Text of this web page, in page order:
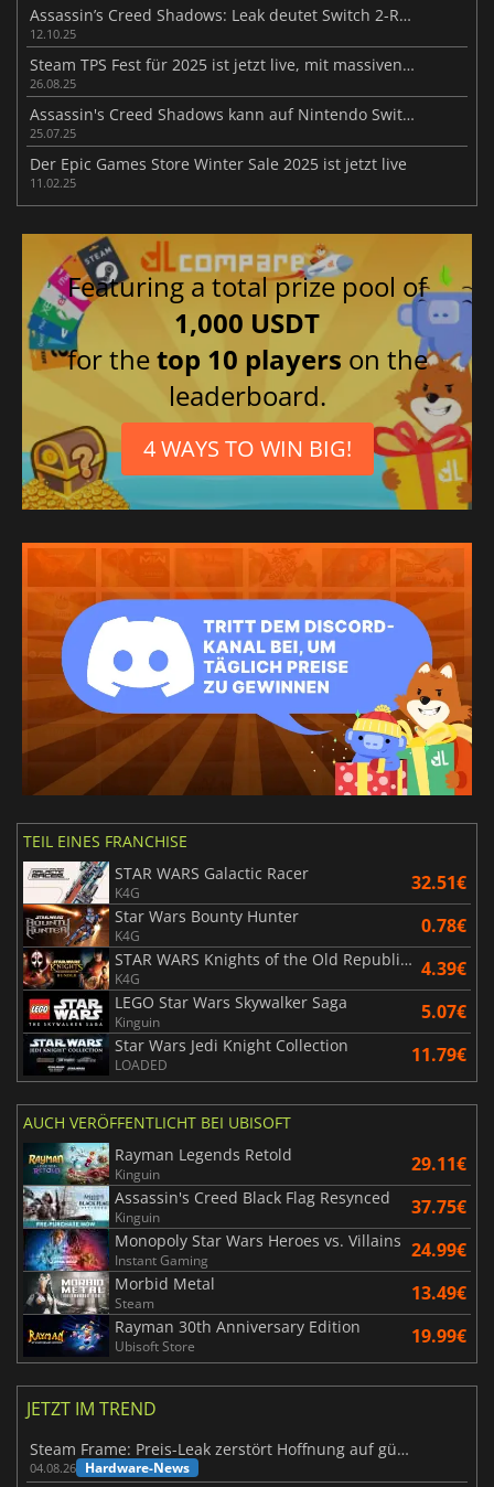
Assassin’s Creed Shadows: Leak deutet Switch 2-Release an
12.10.25
Steam TPS Fest für 2025 ist jetzt live, mit massiven Rabatten und Verkäufen
26.08.25
Assassin's Creed Shadows kann auf Nintendo Switch 2 erscheinen
25.07.25
Der Epic Games Store Winter Sale 2025 ist jetzt live
11.02.25
Featuring a total prize pool of
1,000 USDT
for thetop 10 players on the
leaderboard.
4 WAYS TO WIN BIG!
TEIL EINES FRANCHISE
STAR WARS Galactic Racer
K4G 32.51€
Star Wars Bounty Hunter
K4G 0.78€
STAR WARS Knights of the Old Republic Bundle
K4G 4.39€
LEGO Star Wars Skywalker Saga
Kinguin 5.07€
Star Wars Jedi Knight Collection
LOADED 11.79€
AUCH VERÖFFENTLICHT BEI UBISOFT
Rayman Legends Retold
Kinguin 29.11€
Assassin's Creed Black Flag Resynced
Kinguin 37.75€
Monopoly Star Wars Heroes vs. Villains
Instant Gaming 24.99€
Morbid Metal
Steam 13.49€
Rayman 30th Anniversary Edition
Ubisoft Store 19.99€
JETZT IM TREND
Steam Frame: Preis-Leak zerstört Hoffnung auf günstiges VR-Headset
04.08.26 Hardware-News